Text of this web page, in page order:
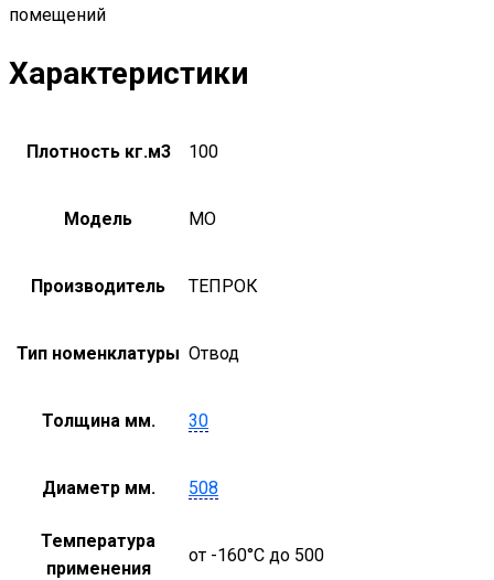
помещений
Характеристики
Плотность кг.м3 100
Модель MO
Производитель ТЕПРОК
Тип номенклатуры Отвод
Толщина мм. 30
Диаметр мм. 508
Температура
применения
от -160°С до 500